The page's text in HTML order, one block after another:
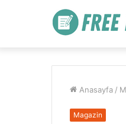
Anasayfa /
Magazin